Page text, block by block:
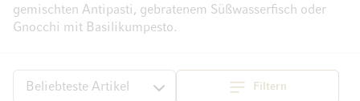
gemischten Antipasti, gebratenem Süßwasserfisch oder
Gnocchi mit Basilikumpesto.
Filtern
Sortieren